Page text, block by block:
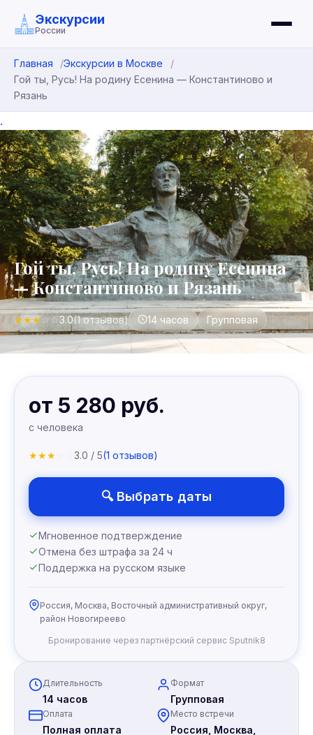
Экскурсии
России
Главная
Экскурсии в Москве
Гой ты, Русь! На родину Есенина — Константиново и
Рязань
.
Гой ты, Русь! На родину Есенина
— Константиново и Рязань
★★★☆☆3.0(1 отзывов) 14 часов Групповая
Длительность
14 часов
Формат
Групповая
Оплата
Полная оплата
Место встречи
Россия, Москва,
от 5 280 руб.
с человека
★★★ 3.0 / 5(1 отзывов)
🔍 Выбрать даты
Мгновенное подтверждение
Отмена без штрафа за 24 ч
Поддержка на русском языке
Россия, Москва, Восточный административный округ,
район Новогиреево
Бронирование через партнёрский сервис Sputnik8